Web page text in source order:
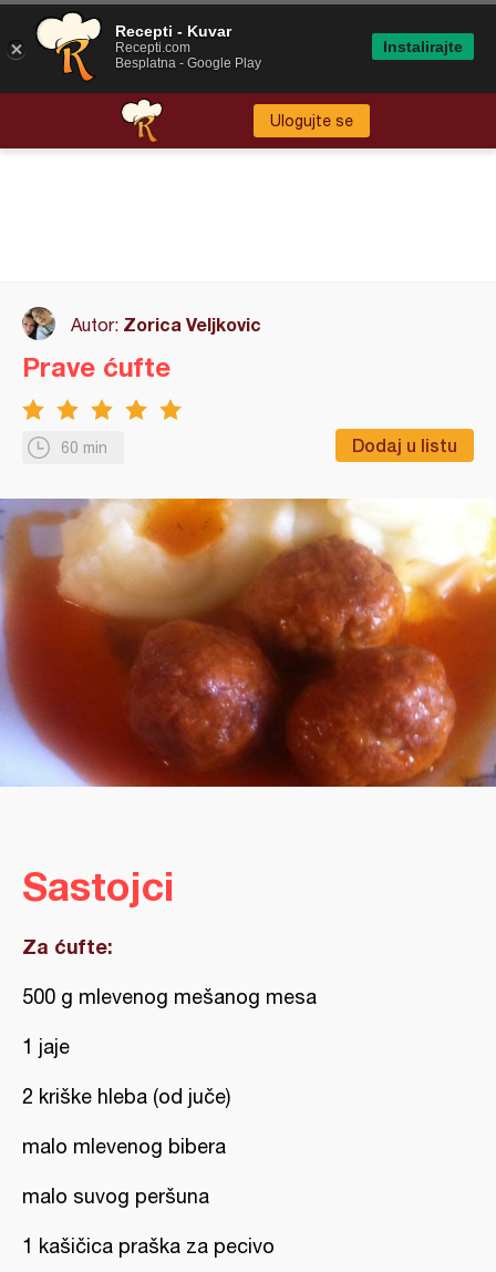
Ulogujte se
Autor: Zorica Veljkovic
60 min Dodaj u listu
Prave ćufte
Sastojci
Za ćufte:
500 g mlevenog mešanog mesa
1 jaje
2 kriške hleba (od juče)
malo mlevenog bibera
malo suvog peršuna
1 kašičica praška za pecivo
Recepti - Kuvar
Recepti.com
Besplatna - Google Play
Instalirajte